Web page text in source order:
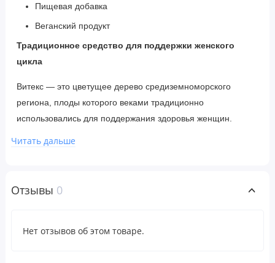
Пищевая добавка
Веганский продукт
Традиционное средство для поддержки женского
цикла
Витекс — это цветущее дерево средиземноморского
региона, плоды которого веками традиционно
использовались для поддержания здоровья женщин.
получаем ягоды из мест, расположенных недалеко от
Принимать по 1 капсуле 2–3 раза в день, на протяжении
Читать дальше
Отзывы 0
Нет отзывов об этом товаре.